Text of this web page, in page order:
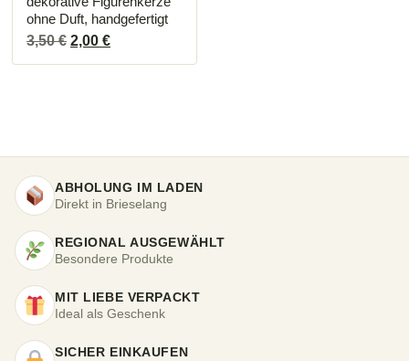
ohne Duft, handgefertigt
3,50€ Ursprünglicher
2,00 €Aktueller
ABHOLUNG IM LADEN
Direkt in Brieselang
REGIONAL AUSGEWÄHLT
Besondere Produkte
MIT LIEBE VERPACKT
Ideal als Geschenk
SICHER EINKAUFEN